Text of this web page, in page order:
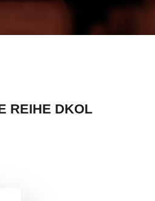
REIHE DKOL